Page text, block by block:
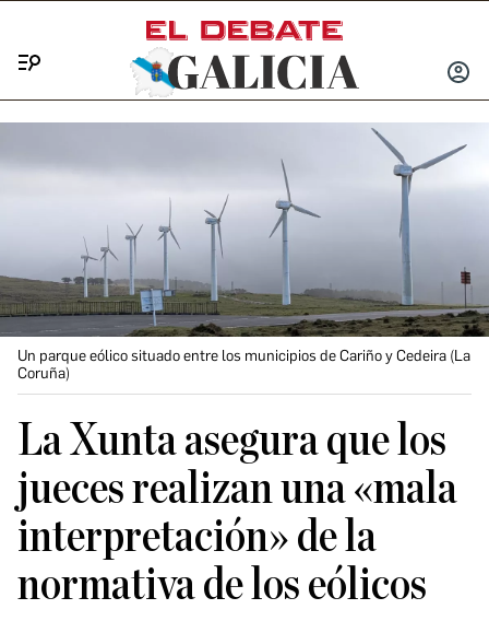
INICIAR
Un parque eólico situado entre los municipios de Cariño y Cedeira (La
Coruña)
La Xunta asegura que los
jueces realizan una «mala
interpretación» de la
normativa de los eólicos